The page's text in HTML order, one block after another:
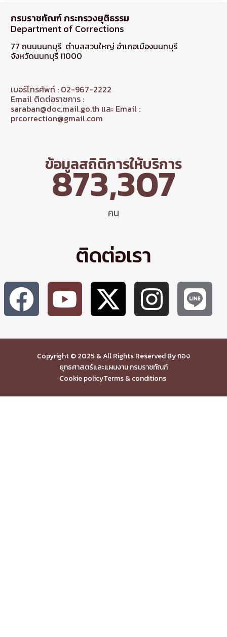
กรมราชทัณฑ์ กระทรวงยุติธรรม
Department of Corrections
77 ถนนนนทบุรี ตำบลสวนใหญ่ อำเภอเมืองนนทบุรี
จังหวัดนนทบุรี 11000
เบอร์โทรศัพท์ : 02-967-2222
Email ติดต่อราชการ :
saraban@doc.mail.go.th และ Email :
prcorrection@gmail.com
ข้อมูลสถิติการให้บริการ
คน
873,307
ติดต่อเรา
Copyright © 2025 & All Rights Reserved By กอง
ยุทธศาสตร์และแผนงาน กรมราชทัณฑ์
Cookie policyTerms & conditions